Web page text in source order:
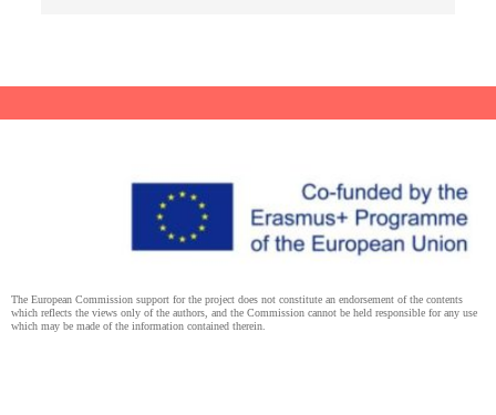
The European Commission support for the project does not constitute an endorsement of the contents
which reflects the views only of the authors, and the Commission cannot be held responsible for any use
which may be made of the information contained therein.